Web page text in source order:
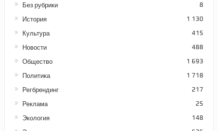
Без рубрики 8
История 1 130
Культура 415
Новости 488
Общество 1 693
Политика 1 718
Регбрендинг 217
Реклама 25
Экология 148